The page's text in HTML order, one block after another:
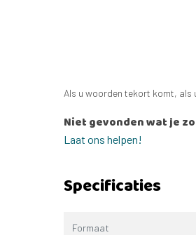
Als u woorden tekort komt, als
Niet gevonden wat je
Laat ons helpen!
Specificaties
Formaat